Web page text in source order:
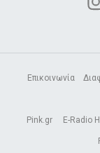
Επικοινωνία
Pink.gr E-Radio